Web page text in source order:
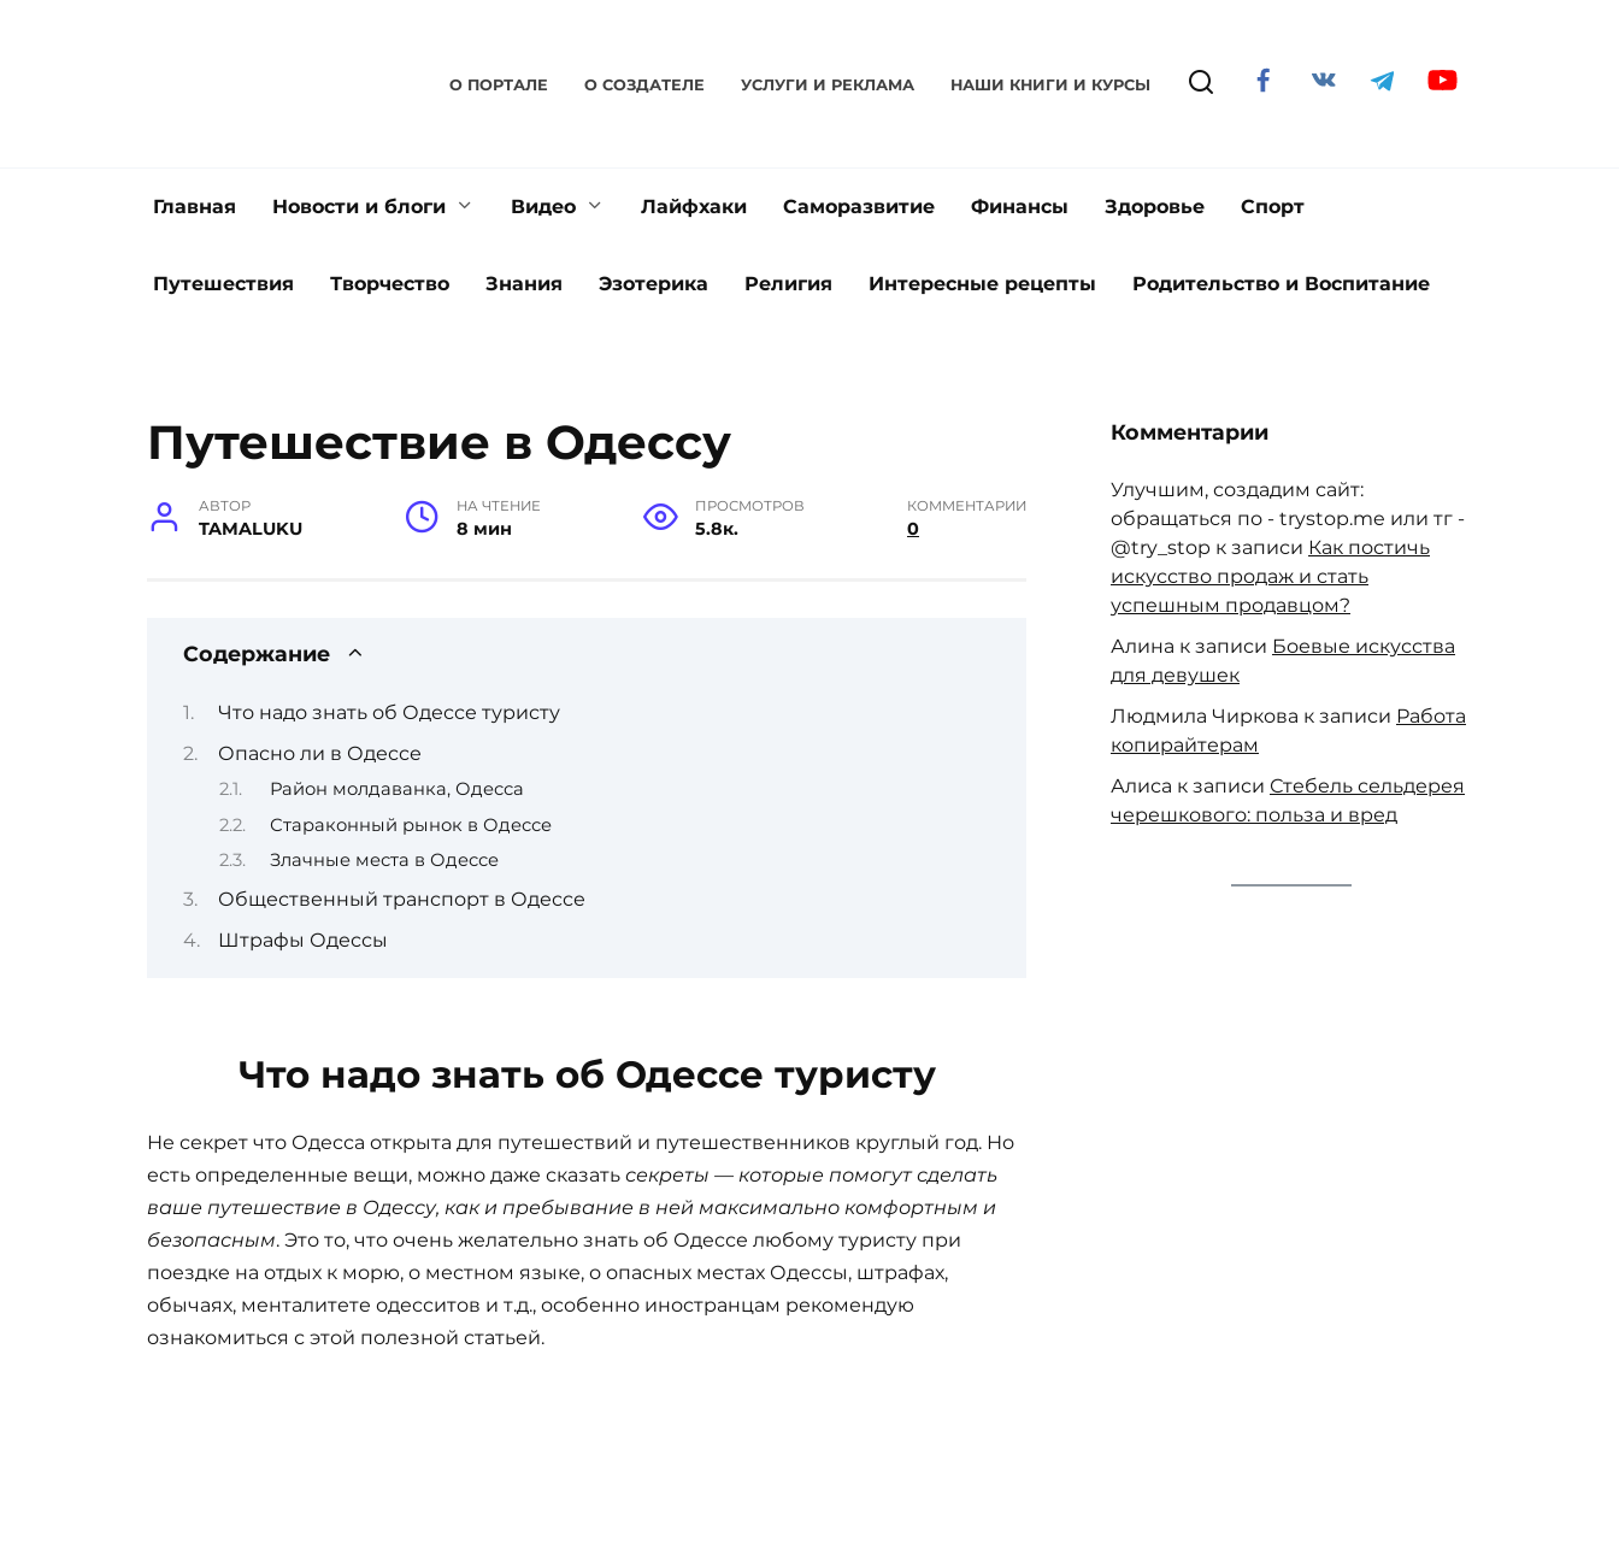
О ПОРТАЛЕ О CОЗДАТЕЛЕ УСЛУГИ И РЕКЛАМА НАШИ КНИГИ И КУРСЫ
Главная Новости и блоги Видео Лайфхаки Саморазвитие Финансы Здоровье Спорт
Путешествия Творчество Знания Эзотерика Религия Интересные рецепты Родительство и Воспитание
Путешествие в Одессу
АВТОР
TAMALUKU
НА ЧТЕНИЕ
8 мин
ПРОСМОТРОВ
5.8к.
КОММЕНТАРИИ
0
Содержание
Что надо знать об Одессе туристу
Опасно ли в Одессе
Район молдаванка, Одесса
Стараконный рынок в Одессе
Злачные места в Одессе
Общественный транспорт в Одессе
Штрафы Одессы
Что надо знать об Одессе туристу
Не секрет что Одесса открыта для путешествий и путешественников круглый год. Но
есть определенные вещи, можно даже сказать секреты — которые помогут сделать
ваше путешествие в Одессу, как и пребывание в ней максимально комфортным и
безопасным. Это то, что очень желательно знать об Одессе любому туристу при
поездке на отдых к морю, о местном языке, о опасных местах Одессы, штрафах,
обычаях, менталитете одесситов и т.д., особенно иностранцам рекомендую
ознакомиться с этой полезной статьей.
Комментарии
Улучшим, создадим сайт:
обращаться по - trystop.me или тг -
@try_stop к записи Как постичь
искусство продаж и стать
успешным продавцом?
Алина к записи Боевые искусства
для девушек
Людмила Чиркова к записи Работа
копирайтерам
Алиса к записи Стебель сельдерея
черешкового: польза и вред